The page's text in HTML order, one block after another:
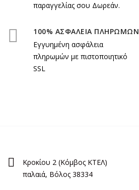
παραγγελίας σου Δωρεάν.
100% ΑΣΦΑΛΕΙΑ ΠΛΗΡΩΜΩΝ
Εγγυημένη ασφάλεια
πληρωμών με πιστοποιητικό
SSL
Κροκίου 2 (Κόμβος ΚΤΕΛ)
παλαιά, Βόλος 38334